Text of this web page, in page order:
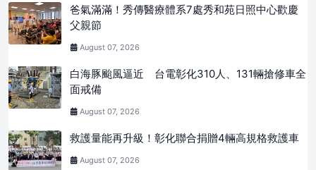
爸氣滿滿！秀傳醫療體系7處秀和苑日照中心歡慶
父親節
August 07, 2026
白海豚颱風逼近 台電彰化310人、131輛搶修車全
面戒備
August 07, 2026
救護量能再升級！彰化聯合捐贈4輛高規格救護車
August 07, 2026